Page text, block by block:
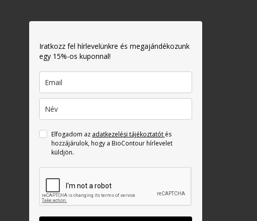
Iratkozz fel hírlevelünkre és megajándékozunk
egy 15%-os kuponnal!
Elfogadom az adatkezelési tájékoztatót és
hozzájárulok, hogy a BioContour hírlevelet
küldjön.